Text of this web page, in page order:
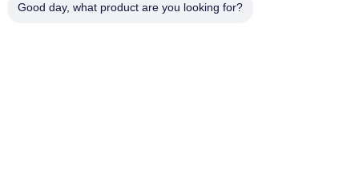
Good day, what product are you looking for?